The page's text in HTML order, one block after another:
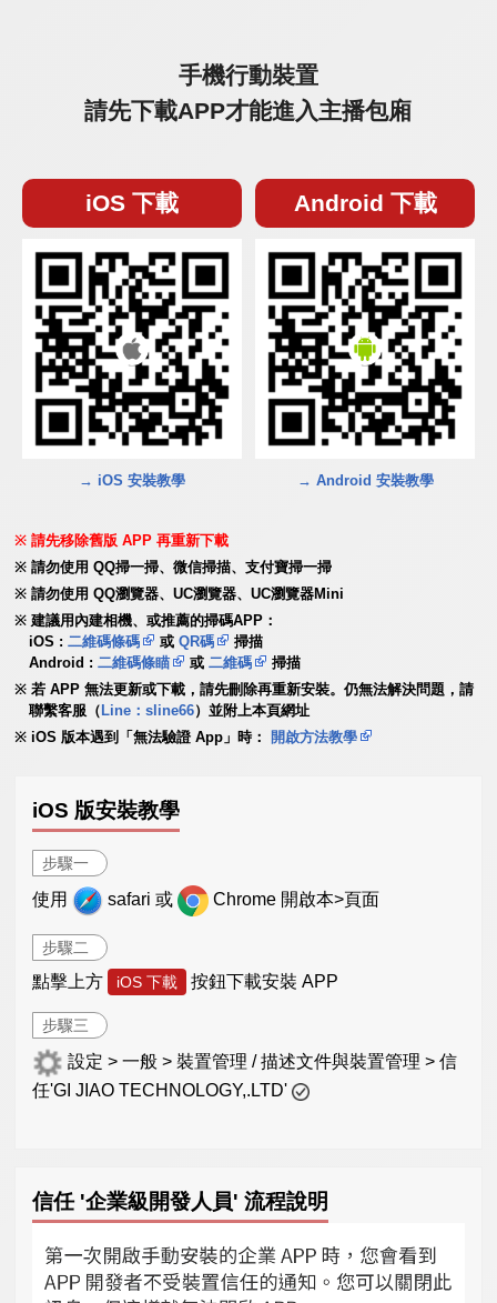
手機行動裝置
請先下載APP才能進入主播包廂
iOS 下載
→ iOS 安裝教學
Android 下載
→ Android 安裝教學
請先移除舊版 APP 再重新下載
請勿使用 QQ掃一掃、微信掃描、支付寶掃一掃
請勿使用 QQ瀏覽器、UC瀏覽器、UC瀏覽器Mini
建議用內建相機、或推薦的掃碼APP：
iOS :二維碼條碼 或QR碼
掃描
Android :二維碼條瞄 或二維碼
掃描
若 APP 無法更新或下載，請先刪除再重新安裝。仍無法解決問題，請
聯繫客服（ Line：sline66）並附上本頁網址
iOS 版本遇到「無法驗證 App」時：
開啟方法教學
iOS 版安裝教學
步驟一
使用 safari 或 Chrome 開啟本>頁面
步驟二
點擊上方 iOS 下載 按鈕下載安裝 APP
步驟三
設定 > 一般 > 裝置管理 / 描述文件與裝置管理 > 信
任'GI JIAO TECHNOLOGY,.LTD'
信任 '企業級開發人員' 流程說明